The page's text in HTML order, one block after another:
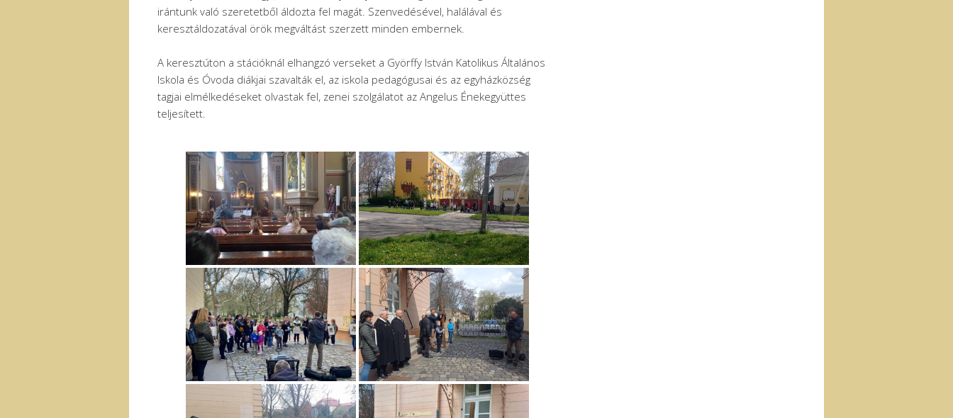
irántunk való szeretetből áldozta fel magát. Szenvedésével, halálával és
keresztáldozatával örök megváltást szerzett minden embernek.
A keresztúton a stációknál elhangzó verseket a Györffy István Katolikus Általános
Iskola és Óvoda diákjai szavalták el, az iskola pedagógusai és az egyházközség
tagjai elmélkedéseket olvastak fel, zenei szolgálatot az Angelus Énekegyüttes
teljesített.